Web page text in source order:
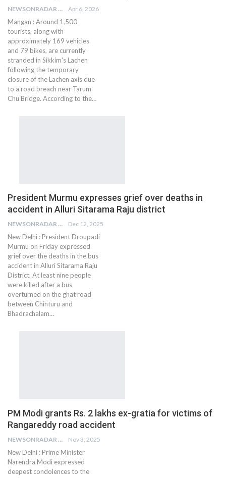
NEWSONRADAR BUREAU Apr 6, 2026
Mangan : Around 1,500
tourists, along with
approximately 169 vehicles
and 79 bikes, are currently
stranded in Sikkim's Lachen
following the temporary
closure of the Lachen axis due
to a road breach near Tarum
Chu Bridge. According to the…
President Murmu expresses grief over deaths in
accident in Alluri Sitarama Raju district
NEWSONRADAR BUREAU Dec 12, 2025
New Delhi : President Droupadi
Murmu on Friday expressed
grief over the deaths in the bus
accident in Alluri Sitarama Raju
District. At least nine people
were killed after a bus
overturned on the ghat road
between Chinturu and
Bhadrachalam…
PM Modi grants Rs. 2 lakhs ex-gratia for victims of
Rangareddy road accident
NEWSONRADAR BUREAU Nov 3, 2025
New Delhi : Prime Minister
Narendra Modi expressed
deepest condolences to the